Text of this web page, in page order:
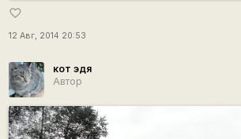
favorite_border
12 Авг, 2014 20:53
кот эдя
Автор